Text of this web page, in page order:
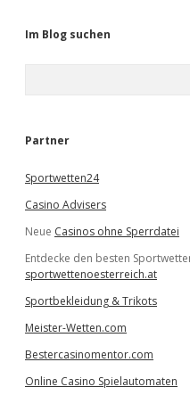
Im Blog suchen
e
Partner
Sportwetten24
Casino Advisers
Neue Casinos ohne Sperrdatei
Entdecke den besten
sportwettenoesterreich.at
Sportbekleidung & Trikots
Meister-Wetten.com
Bestercasinomentor.com
Online Casino Spielautomaten